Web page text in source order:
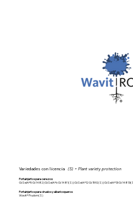
Variedades con licencia(S) = Plant variety protection
Portainjertos para cerezos:
GiSelA®5 Gi 1482 | GiSelA®6 Gi 1481(S) | GiSelA®12 Gi 1592(S) | GiSelA®13 Gi
Portainjertos para ciruelos y albaricoqueros:
Wavit® Prudom(S)